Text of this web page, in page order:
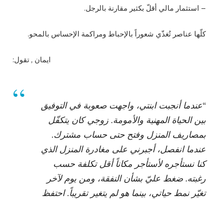
– استثمار مالي أقلّ بكثير مقارنة بالرجل.
كلّها عناصر تُغذّي شعوراً بالإحباط ومراكمة الإحساس بالمحو.
ايمان , تقول:
“عندما أنجبت ابنتي، واجهت صعوبة في التوفيق
بين الحياة المهنية والأمومة. زوجي كان يتكفّل
بمصاريف المنزل وفتح حتى حساب مشترك.
عندما انفصل، أجبرني على مغادرة المنزل الذي
كنا نستأجره لأستأجر مكاناً أقل تكلفة حسب
رغبته. ضغط عليّ بشأن النفقة، ومن يوم لآخر
تغيّر نمط حياتي، بينما هو لم يتغير تقريباً. احتفظ